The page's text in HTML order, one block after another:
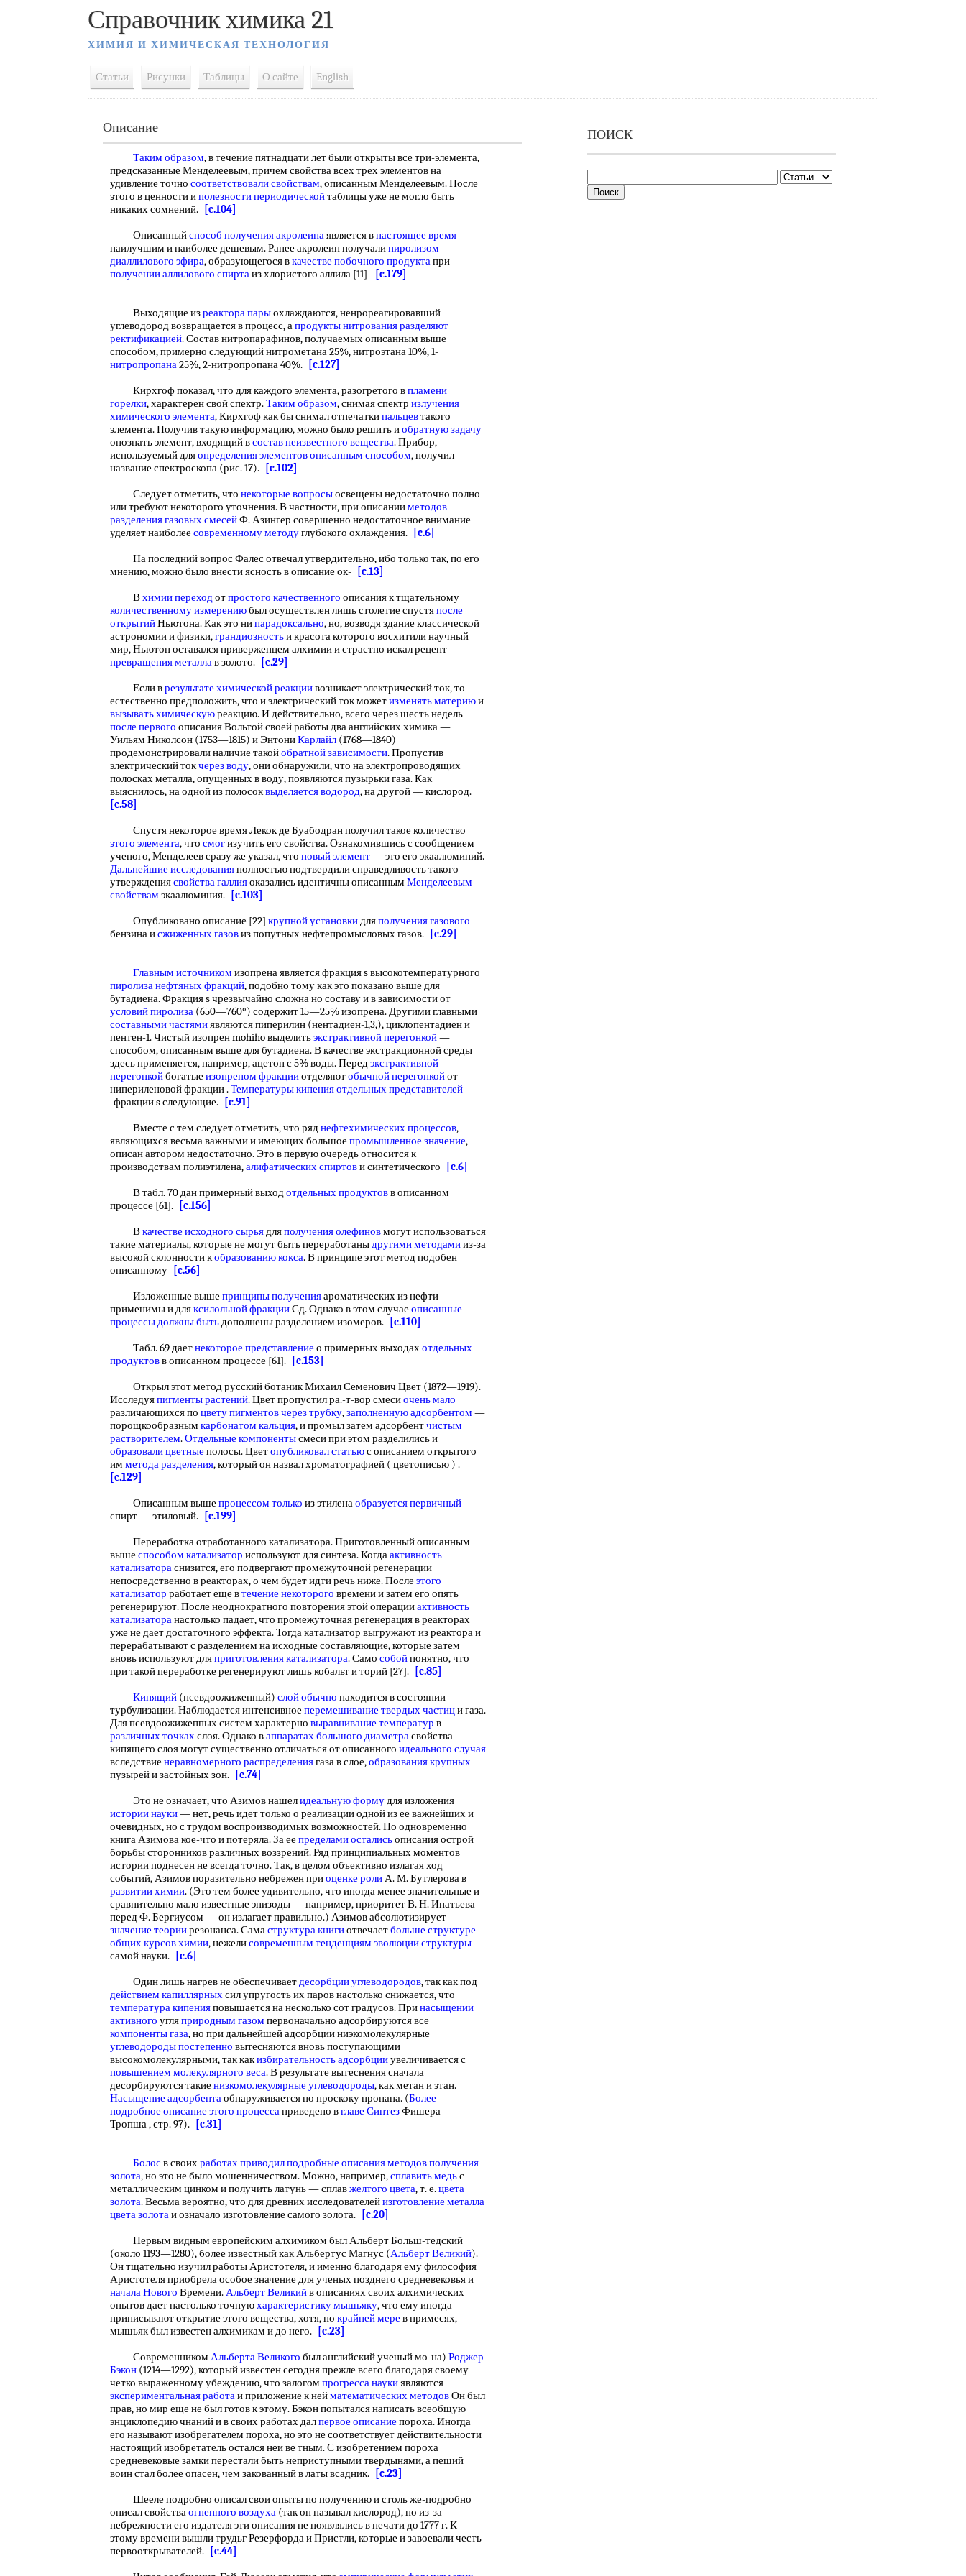
Справочник химика 21
ХИМИЯ И ХИМИЧЕСКАЯ ТЕХНОЛОГИЯ
Статьи Рисунки Таблицы О сайте English
Описание
Таким образом, в течение пятнадцати лет были открыты все три-элемента,
предсказанные Менделеевым, причем свойства всех трех элементов на
удивление точно соответствовали свойствам, описанным Менделеевым. После
этого в ценности иполезности периодическойтаблицы уже не могло быть
никаких сомнений.
[c.104]
Описанныйспособ получения акролеинаявляется внастоящее время
наилучшим и наиболее дешевым. Ранее акролеин получалипиролизом
диаллилового эфира, образующегося вкачестве побочного продуктапри
получении аллилового спиртаиз хлористого аллила [11] [c.179]
Выходящие изреактора парыохлаждаются, ненрореагировавший
углеводород возвращается в процесс, апродукты нитрованияразделяют
ректификацией. Состав нитропарафинов, получаемых описанным выше
способом, примерно следующий нитрометана 25%, нитроэтана 10%, 1-
нитропропана25%, 2-нитропропана 40%.
[c.127]
Кирхгоф показал, что для каждого элемента, разогретого впламени
горелки, характерен свой спектр.Таким образом, снимая спектр излучения
химического элемента, Кирхгоф как бы снимал отпечаткипальцевтакого
элемента. Получив такую информацию, можно было решить иобратную задачу
опознать элемент, входящий всостав неизвестного вещества. Прибор,
используемый дляопределения элементовописанным способом, получил
название спектроскопа (рис. 17).
[c.102]
Следует отметить, что некоторые вопросыосвещены недостаточно полно
или требуют некоторого уточнения. В частности, при описанииметодов
разделения газовых смесейФ. Азингер совершенно недостаточное внимание
уделяет наиболее современному методуглубокого охлаждения.
[c.6]
На последний вопрос Фалес отвечал утвердительно, ибо только так, по его
мнению, можно было внести ясность в описание ок-
[c.13]
Вхимии переходотпростого качественного описания к тщательному
количественному измерениюбыл осуществлен лишь столетие спустяпосле
открытийНьютона. Как это нипарадоксально, но, возводя здание классической
астрономии и физики,грандиозностьи красота которого восхитили научный
мир, Ньютон оставался приверженцем алхимии и страстно искал рецепт
превращения металлав золото.
[c.29]
Если врезультате химической реакциивозникает электрический ток, то
естественно предположить, что и электрический ток можетизменять материюи
вызывать химическуюреакцию. И действительно, всего через шесть недель
после первого описания Вольтой своей работы два английских химика —
Уильям Николсон (1753—1815) и ЭнтониКарлайл (1768—1840)
продемонстрировали наличие такойобратной зависимости. Пропустив
электрический токчерез воду, они обнаружили, что на электропроводящих
полосках металла, опущенных в воду, появляются пузырьки газа. Как
выяснилось, на одной из полосоквыделяется водород, на другой — кислород.
[c.58]
Спустя некоторое время Лекок де Буабодран получил такое количество
этого элемента, что смогизучить его свойства. Ознакомившись с сообщением
ученого, Менделеев сразу же указал, что новый элемент— это его экаалюминий.
Дальнейшие исследованияполностью подтвердили справедливость такого
утверждениясвойства галлияоказались идентичны описанным Менделеевым
свойствам экаалюминия.
[c.103]
Опубликовано описание [22] крупной установкидляполучения газового
бензина исжиженных газовиз попутных нефтепромысловых газов. [c.29]
Главным источником изопрена является фракция s высокотемпературного
пиролиза нефтяных фракций, подобно тому как это показано выше для
бутадиена. Фракция s чрезвычайно сложна но составу и в зависимости от
условий пиролиза (650—760°) содержит 15—25% изопрена. Другими главными
составными частямиявляются пиперилин (нентадиен-1,3,), циклопентадиен и
пентен-1. Чистый изопрен mohiho выделитьэкстрактивной перегонкой—
способом, описанным выше для бутадиена. В качестве экстракционной среды
здесь применяется, например, ацетон с 5% воды. Передэкстрактивной
перегонкойбогатые изопреном фракцииотделяютобычной перегонкойот
нипериленовой фракции .Температуры кипенияотдельных представителей
-фракции s следующие.
[c.91]
Вместе с тем следует отметить, что ряднефтехимических процессов,
являющихся весьма важными и имеющих большое промышленное значение,
описан автором недостаточно. Это в первую очередь относится к
производствам полиэтилена,алифатических спиртови синтетического
[c.6]
В табл. 70 дан примерный выходотдельных продуктовв описанном
процессе [61].
[c.156]
Вкачестве исходного сырьядляполучения олефиновмогут использоваться
такие материалы, которые не могут быть переработаныдругими методамииз-за
высокой склонности кобразованию кокса. В принципе этот метод подобен
описанному
[c.56]
Изложенные выше принципы полученияароматических из нефти
применимы и дляксилольной фракцииСд. Однако в этом случае описанные
процессыдолжны бытьдополнены разделением изомеров.
[c.110]
Табл. 69 даетнекоторое представление о примерных выходахотдельных
продуктовв описанном процессе [61].
[c.153]
Открыл этот метод русский ботаник Михаил Семенович Цвет (1872—1919).
Исследуяпигменты растений. Цвет пропустил ра.-т-вор смесиочень мало
различающихся по цвету пигментовчерез трубку,заполненную адсорбентом —
порощкообразным карбонатом кальция, и промыл затем адсорбентчистым
растворителем.Отдельные компонентысмеси при этом разделились и
образовали цветные полосы. Цветопубликовал статьюс описанием открытого
им метода разделения, который он назвал хроматографией ( цветописью ) .
[c.129]
Описанным выше процессом только из этиленаобразуется первичный
спирт — этиловый.
[c.199]
Переработка отработанного катализатора. Приготовленный описанным
выше способом катализатор используют для синтеза. Когдаактивность
катализатораснизится, его подвергают промежуточной регенерации
непосредственно в реакторах, о чем будет идти речь ниже. После этого
катализатор работает еще втечение некоторого времени и затем его опять
регенерируют. После неоднократного повторения этой операцииактивность
катализаторанастолько падает, что промежуточная регенерация в реакторах
уже не дает достаточного эффекта. Тогда катализатор выгружают из реактора и
перерабатывают с разделением на исходные составляющие, которые затем
вновь используют дляприготовления катализатора. Само собойпонятно, что
при такой переработке регенерируют лишь кобальт и торий [27].
[c.85]
Кипящий (нсевдоожиженный) слой обычно находится в состоянии
турбулизации. Наблюдается интенсивное перемешивание твердых частици газа.
Для псевдоожижеппых систем характерно выравнивание температур в
различных точкахслоя. Однако ваппаратах большого диаметрасвойства
кипящего слоя могут существенно отличаться от описанного идеального случая
вследствие неравномерного распределениягаза в слое,образования крупных
пузырей и застойных зон.
[c.74]
Это не означает, что Азимов нашелидеальную формудля изложения
истории науки— нет, речь идет только о реализации одной из ее важнейших и
очевидных, но с трудом воспроизводимых возможностей. Но одновременно
книга Азимова кое-что и потеряла. За ее пределами осталисьописания острой
борьбы сторонников различных воззрений. Ряд принципиальных моментов
истории поднесен не всегда точно. Так, в целом объективно излагая ход
событий, Азимов поразительно небрежен приоценке ролиА. М. Бутлерова в
развитии химии. (Это тем более удивительно, что иногда менее значительные и
сравнительно мало известные эпизоды — например, приоритет В. Н. Ипатьева
перед Ф. Бергиусом — он излагает правильно.) Азимов абсолютизирует
значение теориирезонанса. Самаструктура книгиотвечаетбольше структуре
общих курсов химии, нежелисовременным тенденциям эволюции структуры
самой науки.
[c.6]
Один лишь нагрев не обеспечиваетдесорбции углеводородов, так как под
действием капиллярныхсил упругость их паров настолько снижается, что
температура кипенияповышается на несколько сот градусов. Принасыщении
активного угляприродным газом первоначально адсорбируются все
компоненты газа, но при дальнейшей адсорбции ниэкомолекулярные
углеводороды постепенно вытесняются вновь поступающими
высокомолекулярными, так какизбирательность адсорбцииувеличивается с
повышением молекулярного веса. В результате вытеснения сначала
десорбируются такие низкомолекулярные углеводороды, как метан и этан.
Насыщение адсорбентаобнаруживается по проскоку пропана. (Более
подробное описание этого процессаприведено вглаве СинтезФишера —
Тропша , стр. 97).
[c.31]
Болосв своихработах приводилподробные описания методовполучения
золота, но это не было мошенничеством. Можно, например,сплавить медьс
металлическим цинком и получить латунь — сплавжелтого цвета, т. е.цвета
золота. Весьма вероятно, что для древних исследователейизготовление металла
цвета золотаи означало изготовление самого золота.
[c.20]
Первым видным европейским алхимиком был Альберт Больш-тедский
(около 1193—1280), более известный как Альбертус Магнус (Альберт Великий).
Он тщательно изучил работы Аристотеля, и именно благодаря ему философия
Аристотеля приобрела особое значение для ученых позднего средневековья и
начала Нового Времени.Альберт Великийв описаниях своих алхимических
опытов дает настолько точнуюхарактеристику мышьяку, что ему иногда
приписывают открытие этого вещества, хотя, по крайней мере в примесях,
мышьяк был известен алхимикам и до него.
[c.23]
Современником Альберта Великого был английский ученый мо-на) Роджер
Бэкон (1214—1292), который известен сегодня прежле всего благодаря своему
четко выраженному убеждению, что залогом прогресса наукиявляются
экспериментальная работаи приложение к нейматематических методовОн был
прав, но мир еще не был готов к этому. Бэкон попытался написать всеобщую
энциклопедию чнаний и в своих работах далпервое описание пороха. Иногда
его называют изобрегателем пороха, но это не соответствует действительности
настоящий изобретатель остался нeи вe тным. С изобретением пороха
средневековые замки перестали быть неприступными твердынями, а пеший
воин стал более опасен, чем закованный в латы всадник.
[c.23]
Шееле подробно описал свои опыты по получению и столь же-подробно
описал свойстваогненного воздуха (так он называл кислород), но из-за
небрежности его издателя эти описания не появлялись в печати до 1777 г. К
этому времени вышли трудьг Резерфорда и Пристли, которые и завоевали честь
первооткрывателей.
[c.44]
ПОИСК